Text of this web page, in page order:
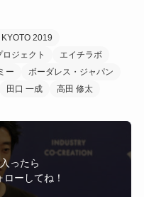
KYOTO 2019
ジェクト
エイチラボ
ー
ボーダレス・ジャパン
田口 一成 高田 修太
ったら
ーしてね！